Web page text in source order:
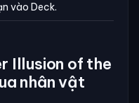
vào Deck.
Illusion of the
nhân vật